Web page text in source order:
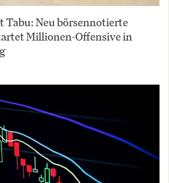
Tabu: Neu börsennotierte
Millionen-Offensive in